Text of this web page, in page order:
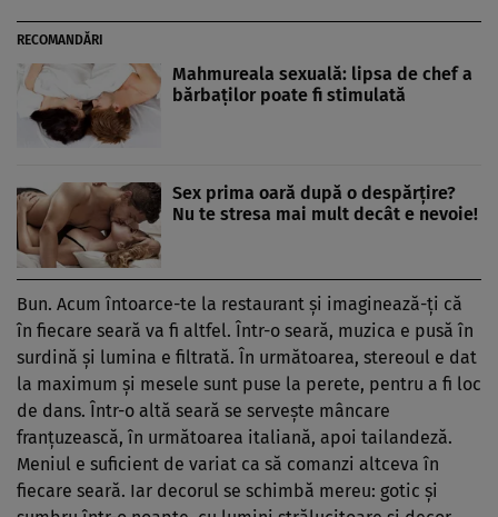
RECOMANDĂRI
Mahmureala sexuală: lipsa de chef a
bărbaţilor poate fi stimulată
Sex prima oară după o despărţire?
Nu te stresa mai mult decât e nevoie!
Bun. Acum întoarce-te la restaurant şi imaginează-ţi că
în fiecare seară va fi altfel. Într-o seară, muzica e pusă în
surdină şi lumina e filtrată. În următoarea, stereoul e dat
la maximum şi mesele sunt puse la perete, pentru a fi loc
de dans. Într-o altă seară se serveşte mâncare
franţuzească, în următoarea italiană, apoi tailandeză.
Meniul e suficient de variat ca să comanzi altceva în
fiecare seară. Iar decorul se schimbă mereu: gotic şi